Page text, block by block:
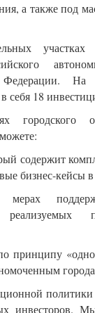
а также под
участках
Федерации.
себя 18
городского
содержит
бизнес-кейсы
мерах
принципу
политики
инвесторов.